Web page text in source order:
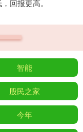
回报更高。
智能
股民之家
今年